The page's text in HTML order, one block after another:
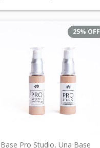
25% OFF
Base Pro Studio, Una Base